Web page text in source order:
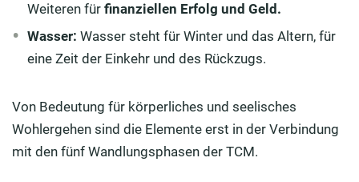
Weiteren fürfinanziellen Erfolg und Geld.
Wasser: Wasser steht für Winter und das Altern, für
eine Zeit der Einkehr und des Rückzugs.
Von Bedeutung für körperliches und seelisches
Wohlergehen sind die Elemente erst in der Verbindung
mit den fünf Wandlungsphasen der TCM.